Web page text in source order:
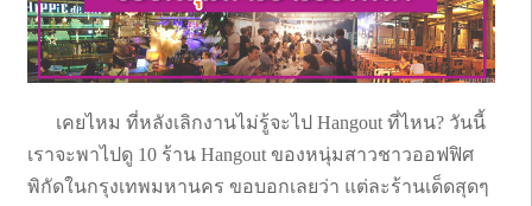
เคยไหม ที่หลังเลิกงานไม่รู้จะไป Hangout ที่ไหน? วันนี้
เราจะพาไปดู 10 ร้าน Hangout ของหนุ่มสาวชาวออฟฟิศ
พิกัดในกรุงเทพมหานคร ขอบอกเลยว่า แต่ละร้านเด็ดสุดๆ